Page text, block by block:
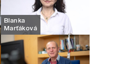
Blanka
Marťáková